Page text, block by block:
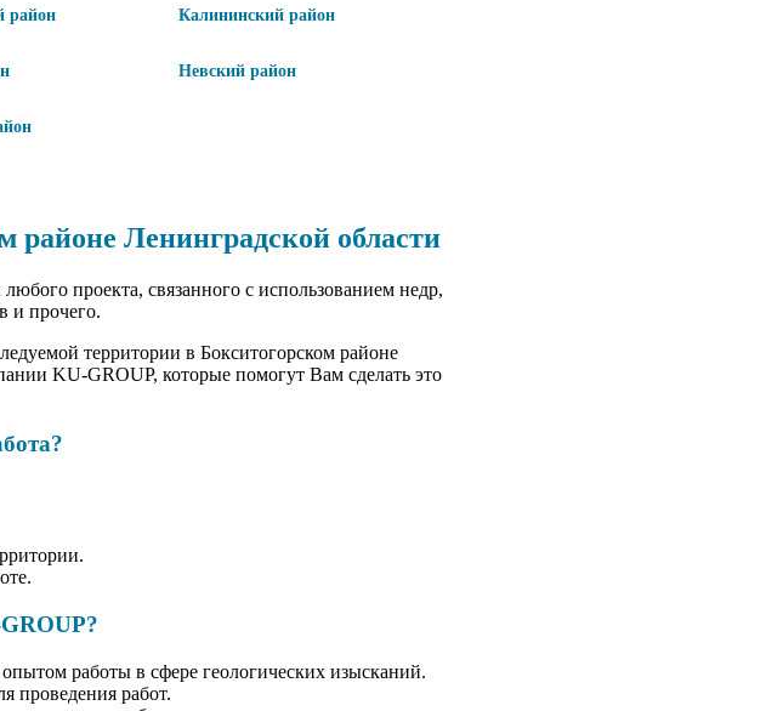
район Калининский район
Невский район
районе Ленинградской области
проекта, связанного с использованием недр,
и прочего.
территории в Бокситогорском районе
KU-GROUP, которые помогут Вам сделать это
работы в сфере геологических изысканий.
проведения работ.